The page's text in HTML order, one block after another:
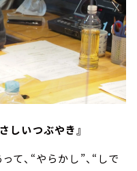
しいつぶやき』
て、“やらかし”、“しで